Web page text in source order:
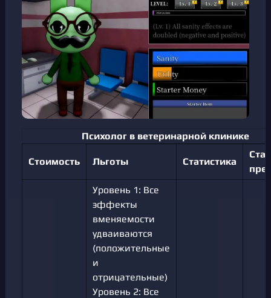
Психолог в ветеринарной клинике
Стоимость Льготы Статистика
Уровень 1: Все
эффекты
вменяемости
удваиваются
(положительные
и
отрицательные)
Уровень 2: Все